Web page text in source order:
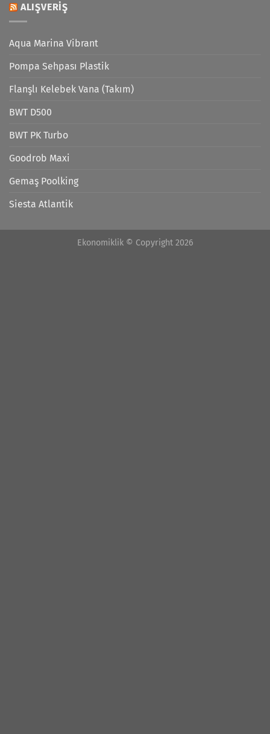
ALIŞVERIŞ
Aqua Marina Vibrant
Pompa Sehpası Plastik
Flanşlı Kelebek Vana (Takım)
BWT D500
BWT PK Turbo
Goodrob Maxi
Gemaş Poolking
Siesta Atlantik
Ekonomiklik © Copyright 2026